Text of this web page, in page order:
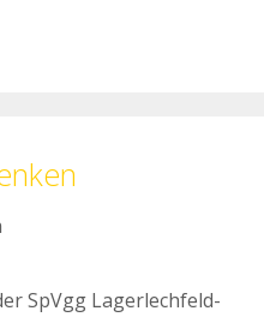
SpVgg Lagerlechfeld-